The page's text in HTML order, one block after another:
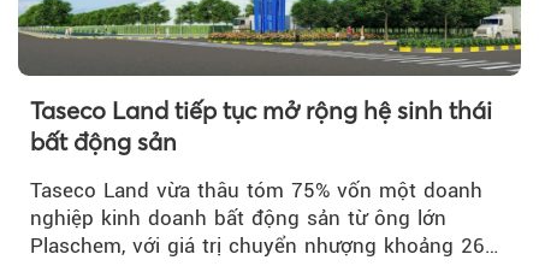
Taseco Land tiếp tục mở rộng hệ sinh thái
bất động sản
Taseco Land vừa thâu tóm 75% vốn một doanh
nghiệp kinh doanh bất động sản từ ông lớn
Plaschem, với giá trị chuyển nhượng khoảng 262